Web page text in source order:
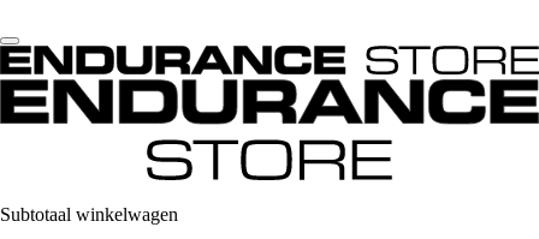
Subtotaal winkelwagen